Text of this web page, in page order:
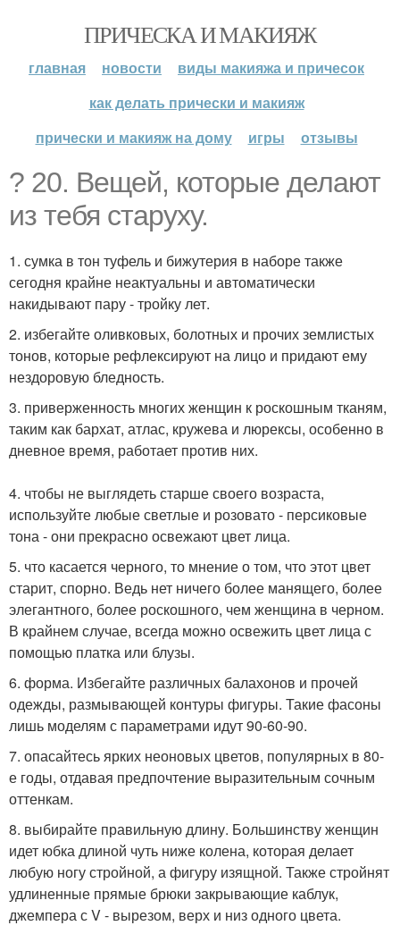
ПРИЧЕСКА И МАКИЯЖ
главная новости
виды макияжа и причесок
как делать прически и макияж
прически и макияж на дому
игры отзывы
? 20. Вещей, которые делают
из тебя старуху.
1. сумка в тон туфель и бижутерия в наборе также
сегодня крайне неактуальны и автоматически
накидывают пару - тройку лет.
2. избегайте оливковых, болотных и прочих землистых
тонов, которые рефлексируют на лицо и придают ему
нездоровую бледность.
3. приверженность многих женщин к роскошным тканям,
таким как бархат, атлас, кружева и люрексы, особенно в
дневное время, работает против них.
4. чтобы не выглядеть старше своего возраста,
используйте любые светлые и розовато - персиковые
тона - они прекрасно освежают цвет лица.
5. что касается черного, то мнение о том, что этот цвет
старит, спорно. Ведь нет ничего более манящего, более
элегантного, более роскошного, чем женщина в черном.
В крайнем случае, всегда можно освежить цвет лица с
помощью платка или блузы.
6. форма. Избегайте различных балахонов и прочей
одежды, размывающей контуры фигуры. Такие фасоны
лишь моделям с параметрами идут 90-60-90.
7. опасайтесь ярких неоновых цветов, популярных в 80-
е годы, отдавая предпочтение выразительным сочным
оттенкам.
8. выбирайте правильную длину. Большинству женщин
идет юбка длиной чуть ниже колена, которая делает
любую ногу стройной, а фигуру изящной. Также стройнят
удлиненные прямые брюки закрывающие каблук,
джемпера с V - вырезом, верх и низ одного цвета.